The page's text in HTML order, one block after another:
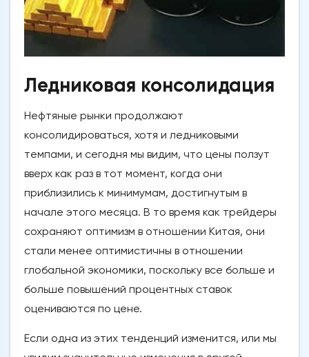
Ледниковая консолидация
Нефтяные рынки продолжают
консолидироваться, хотя и ледниковыми
темпами, и сегодня мы видим, что цены ползут
вверх как раз в тот момент, когда они
приблизились к минимумам, достигнутым в
начале этого месяца. В то время как трейдеры
сохраняют оптимизм в отношении Китая, они
стали менее оптимистичны в отношении
глобальной экономики, поскольку все больше и
больше повышений процентных ставок
оцениваются по цене.
Если одна из этих тенденций изменится, или мы